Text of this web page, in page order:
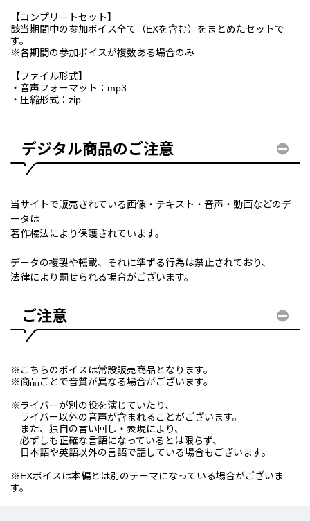
【コンプリートセット】
該当期間中の参加ボイス全て（EXを含む）をまとめたセットで
す。
※各期間の参加ボイスが複数ある場合のみ
【ファイル形式】
・音声フォーマット：mp3
・圧縮形式：zip
デジタル商品のご注意
当サイトで販売されている画像・テキスト・音声・動画などのデ
ータは
著作権法により保護されています。
データの複製や転載、それに準ずる行為は禁止されており、
法律により罰せられる場合がございます。
ご注意
※こちらのボイスは常設販売商品となります。
※商品ごとで音質が異なる場合がございます。
※ライバーが別の役を演じていたり、
ライバー以外の音声が含まれることがございます。
また、独自の言い回し・表現により、
必ずしも正確な言語になっているとは限らず、
日本語や英語以外の言語で話している場合もございます。
※EXボイスは本編とは別のテーマになっている場合がございま
す。